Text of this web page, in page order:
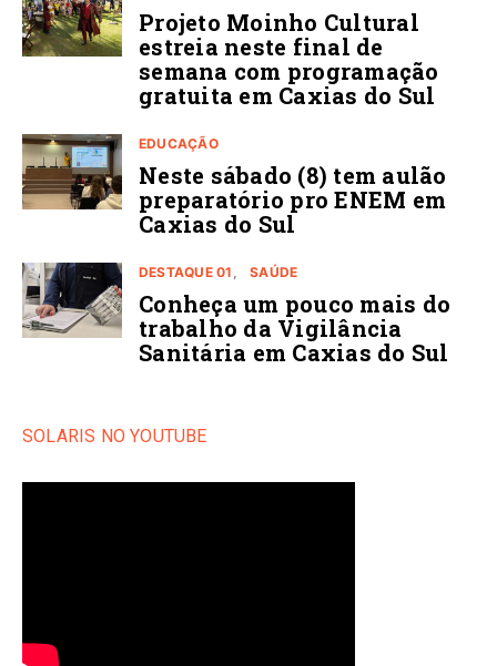
Projeto Moinho Cultural
estreia neste final de
semana com programação
gratuita em Caxias do Sul
EDUCAÇÃO
Neste sábado (8) tem aulão
preparatório pro ENEM em
Caxias do Sul
DESTAQUE 01 SAÚDE
Conheça um pouco mais do
trabalho da Vigilância
Sanitária em Caxias do Sul
SOLARIS NO YOUTUBE